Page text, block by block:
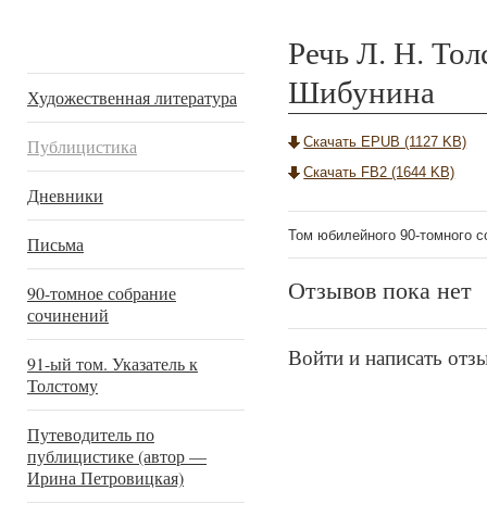
Художественная литература
Публицистика
Дневники
Письма
90-томное собрание
сочинений
91-ый том. Указатель к
Толстому
Путеводитель по
публицистике (автор —
Ирина Петровицкая)
Речь Л. Н.
Шибунина
Скачать EPUB (1127 KB)
Скачать FB2 (1644 KB)
Том юбилейного 90-томного
Отзывов пока нет
Войти и написать